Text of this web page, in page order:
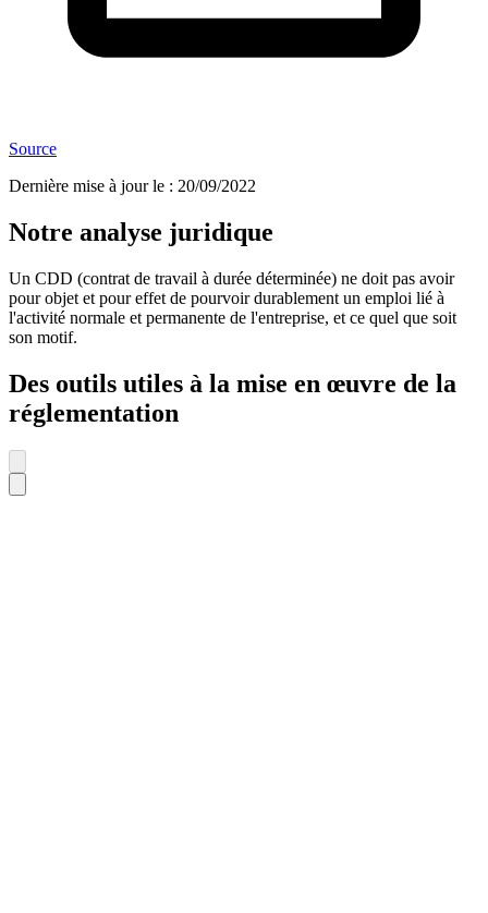
Source
Dernière mise à jour le : 20/09/2022
Notre analyse juridique
Un CDD (contrat de travail à durée déterminée) ne doit pas avoir
pour objet et pour effet de pourvoir durablement un emploi lié à
l'activité normale et permanente de l'entreprise, et ce quel que soit
son motif.
Des outils utiles à la mise en œuvre de la
réglementation